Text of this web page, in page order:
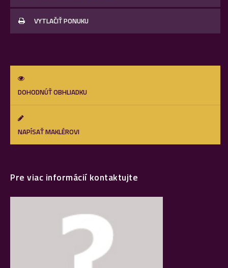
VYTLAČIŤ PONUKU
DOHODNÚŤ OBHLIADKU
NAPÍSAŤ MAKLÉROVI
Pre viac informácií kontaktujte